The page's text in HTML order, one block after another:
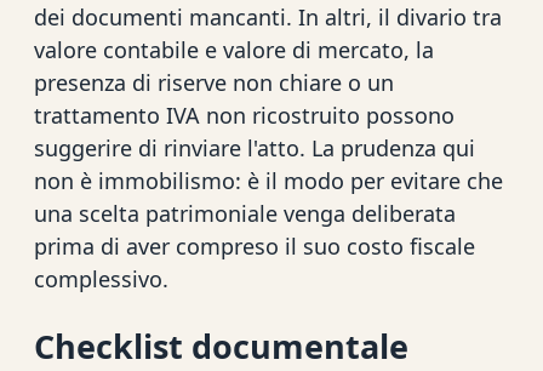
dei documenti mancanti. In altri, il divario tra
valore contabile e valore di mercato, la
presenza di riserve non chiare o un
trattamento IVA non ricostruito possono
suggerire di rinviare l'atto. La prudenza qui
non è immobilismo: è il modo per evitare che
una scelta patrimoniale venga deliberata
prima di aver compreso il suo costo fiscale
complessivo.
Checklist documentale